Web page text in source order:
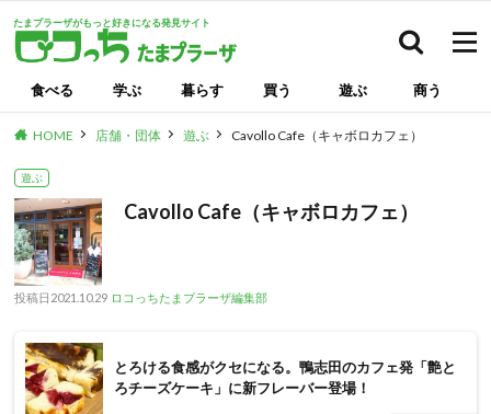
たまプラーザがもっと好きになる発見サイト
食べる 学ぶ 暮らす 買う 遊ぶ 商う
HOME 店舗・団体 遊ぶ Cavollo Cafe（キャボロカフェ）
遊ぶ
Cavollo Cafe（キャボロカフェ）
投稿日 2021.10.29 ロコっちたまプラーザ編集部
とろける食感がクセになる。鴨志田のカフェ発「艶と
ろチーズケーキ」に新フレーバー登場！